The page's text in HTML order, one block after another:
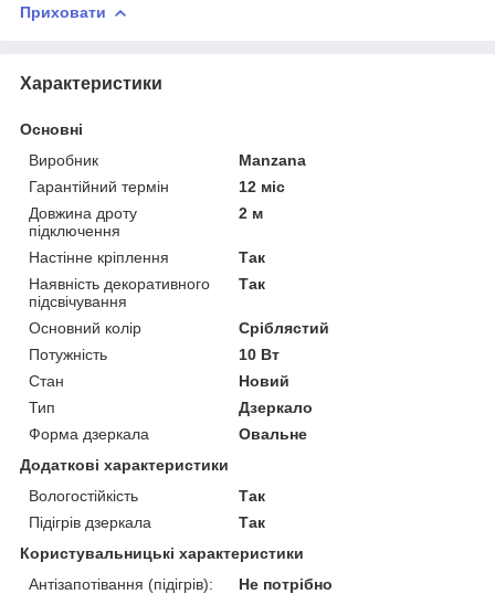
Приховати
Характеристики
Основні
Виробник
Manzana
Гарантійний термін
12 міс
Довжина дроту
підключення
2 м
Настінне кріплення
Так
Наявність декоративного
підсвічування
Так
Основний колір
Сріблястий
Потужність
10 Вт
Стан
Новий
Тип
Дзеркало
Форма дзеркала
Овальне
Додаткові характеристики
Вологостійкість
Так
Підігрів дзеркала
Так
Користувальницькі характеристики
Антізапотівання (підігрів):
Не потрібно